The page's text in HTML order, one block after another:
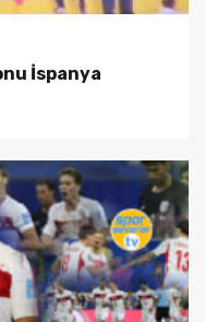
İspanya